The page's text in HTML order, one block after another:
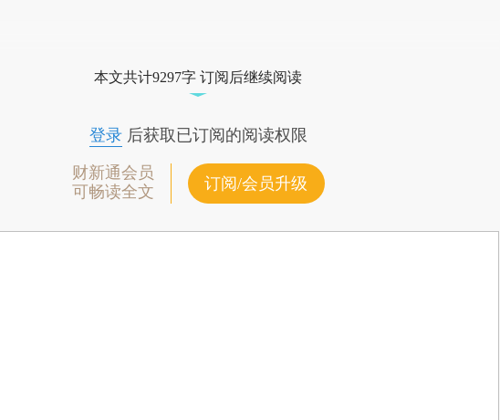
本文共计9297字 订阅后继续阅读
登录后获取已订阅的阅读权限
财新通会员
可畅读全文
订阅/会员升级